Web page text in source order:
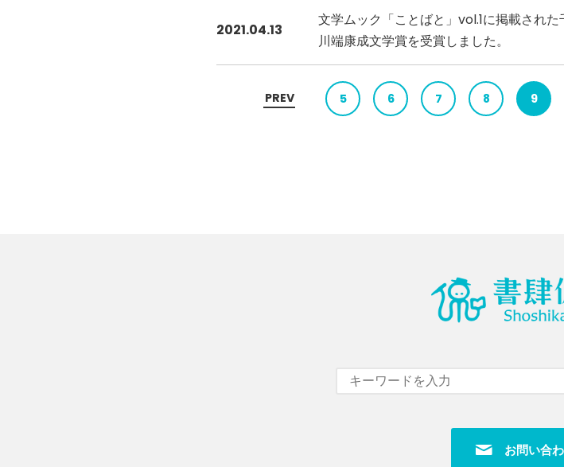
2021.04.13
文学ムック「ことばと」vol.1に掲載され
川端康成文学賞を受賞しました。
PREV 5 6 7 8 9
お問い合